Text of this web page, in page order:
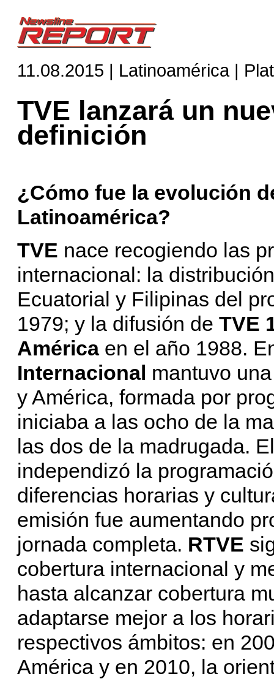
11.08.2015 | Latinoamérica |
TVE lanzará un
definición
¿Cómo fue la evolución
Latinoamérica?
TVE nace recogiendo las
internacional: la
Ecuatorial y Filipinas del
1979; y la difusión de TVE
Américaen el año 1988.
Internacional mantuvo
y América, formada por
iniciaba a las ocho de la
las dos de la madrugada.
independizó la
diferencias horarias y
emisión fue aumentando
jornada completa. RTVE
cobertura internacional y
hasta alcanzar cobertura
adaptarse mejor a los
respectivos ámbitos: en
América y en 2010, la